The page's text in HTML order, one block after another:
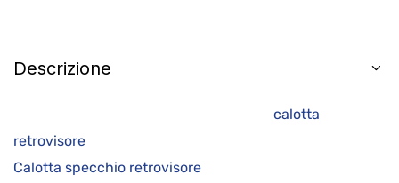
Descrizione
calotta
retrovisore
Calotta specchio retrovisore